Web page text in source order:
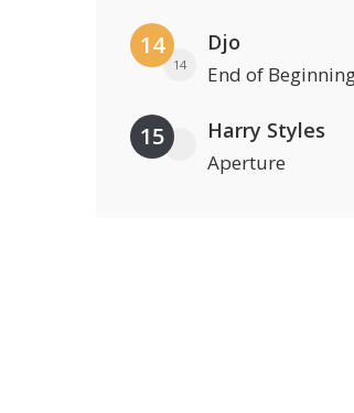
14
14
Djo
End of
15 Harry Styles
Aperture